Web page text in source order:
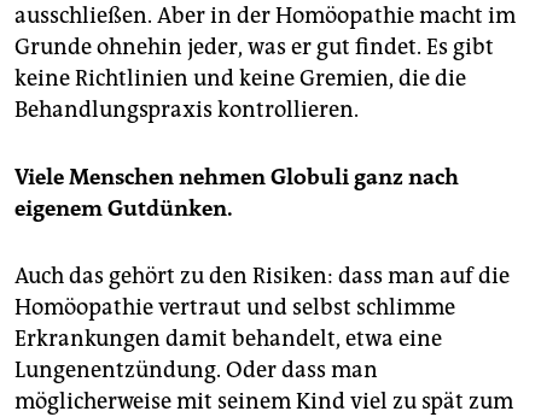
ausschließen. Aber in der Homöopathie macht im
Grunde ohnehin jeder, was er gut findet. Es gibt
keine Richtlinien und keine Gremien, die die
Behandlungspraxis kontrollieren.
Viele Menschen nehmen Globuli ganz nach
eigenem Gutdünken.
Auch das gehört zu den Risiken: dass man auf die
Homöopathie vertraut und selbst schlimme
Erkrankungen damit behandelt, etwa eine
Lungenentzündung. Oder dass man
möglicherweise mit seinem Kind viel zu spät zum